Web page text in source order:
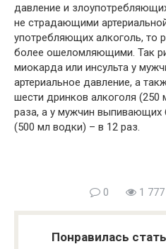
давление и
не страдающими
употребляющих алкоголь, то
более ошеломляющими. Так
миокарда или инсульта у
артериальное давление, а
шести дринков алкоголя (250
раза, а у мужчин выпивающих
(500 мл водки) – в 12 раз.
0 1
Понравилась